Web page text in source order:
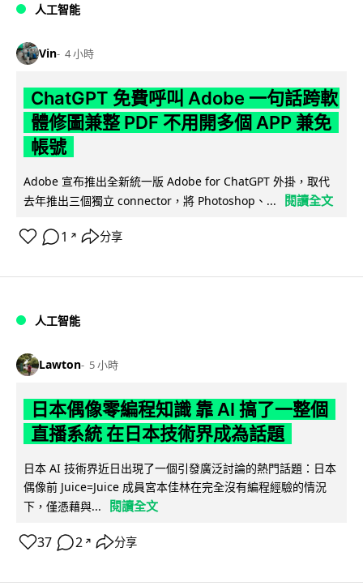
人工智能
Vin 4 小時
ChatGPT 免費呼叫 Adobe 一句話跨軟
體修圖兼整 PDF 不用開多個 APP 兼免
帳號
Adobe 宣布推出全新統一版 Adobe for ChatGPT 外掛，取代
去年推出三個獨立 connector，將 Photoshop、...
閱讀全文
1 ↗ 分享
人工智能
Lawton 5 小時
日本偶像零編程知識 靠 AI 搞了一整個
直播系統 在日本技術界成為話題
日本 AI 技術界近日出現了一個引發廣泛討論的熱門話題：日本
偶像前 Juice=Juice 成員宮本佳林在完全沒有編程經驗的情況
下，僅憑藉與...
閱讀全文
37 2 ↗ 分享